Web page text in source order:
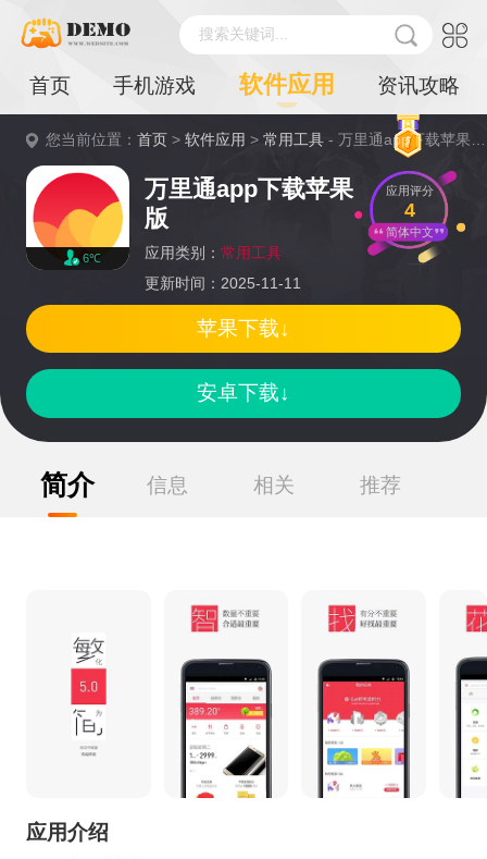
搜索关键词...
首页 手机游戏 软件应用 资讯攻略
您当前位置：首页 >软件应用 >常用工具 - 万里通app下载苹果版详情
6℃
万里通app下载苹果
版
应用类别： 常用工具
更新时间：2025-11-11
应用评分
4
简体中文
安卓下载↓
苹果下载↓
简介 信息 相关 推荐
应用介绍